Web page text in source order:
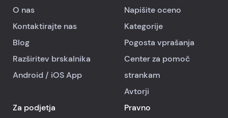
O nas
Kontaktirajte nas
Blog
Razširitev brskalnika
Android / iOSApp
Napišite oceno
Kategorije
Pogosta vprašanja
Center za pomoč
strankam
Avtorji
Za podjetja
Pravno